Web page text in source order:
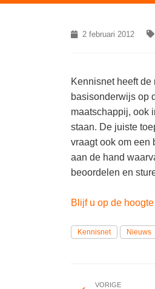
2 februari 2012
Kennisnet heeft de
basisonderwijs op
maatschappij, ook
staan. De juiste
vraagt ook om een
aan de hand
beoordelen en
Blijf u op de
Kennisnet Nieuws
VORIGE